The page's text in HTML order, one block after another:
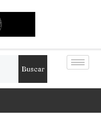
Buscar